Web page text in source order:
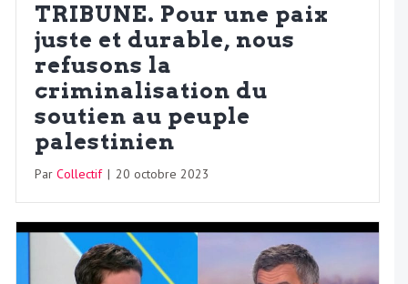
TRIBUNE. Pour une paix
juste et durable, nous
refusons la
criminalisation du
soutien au peuple
palestinien
Par Collectif | 20 octobre 2023